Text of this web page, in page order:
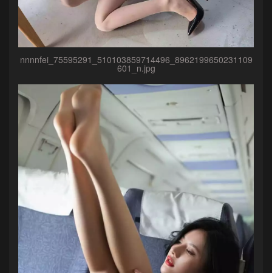
nnnnfei_75595291_510103859714496_8962199650231109
601_n.jpg